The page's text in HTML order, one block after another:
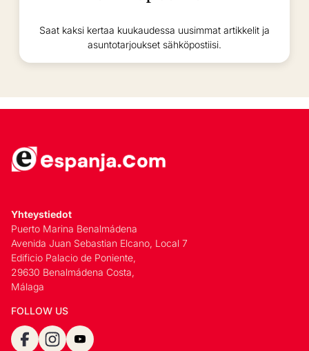
Saat kaksi kertaa kuukaudessa uusimmat artikkelit ja
asuntotarjoukset sähköpostiisi.
Yhteystiedot
Puerto Marina Benalmádena
Avenida Juan Sebastian Elcano, Local 7
Edificio Palacio de Poniente,
29630 Benalmádena Costa,
Málaga
FOLLOW US